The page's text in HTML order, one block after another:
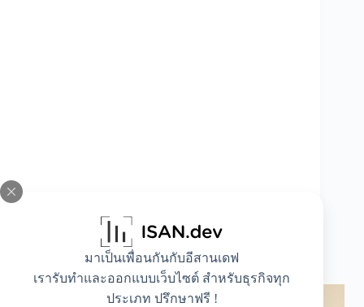
มาเป็นเพื่อนกันกับอีสานเดฟ
เรารับทำและออกแบบเว็บไซต์ สำหรับธุรกิจทุก
ประเภท ปรึกษาฟรี !
ดอกไม้ประจําชาติอาเซียน